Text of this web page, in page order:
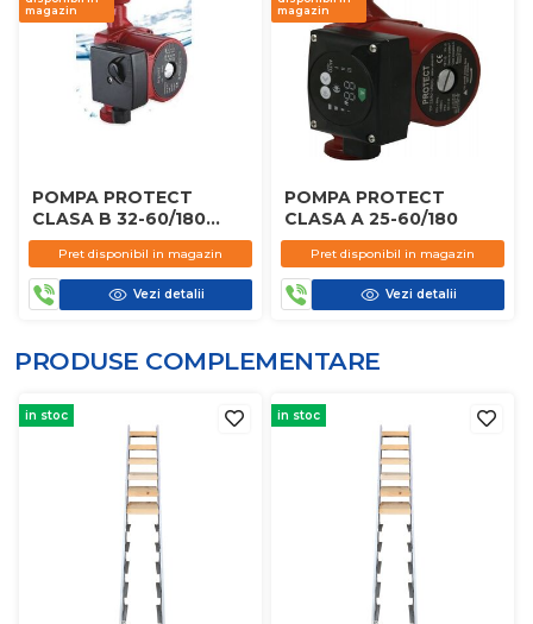
magazin
POMPA PROTECT
CLASA B 32-60/180
CLASIC
Pret disponibil in magazin
Vezi detalii
magazin
POMPA PROTECT
CLASA A 25-60/180
Pret disponibil in magazin
Vezi detalii
PRODUSE COMPLEMENTARE
in stoc in stoc